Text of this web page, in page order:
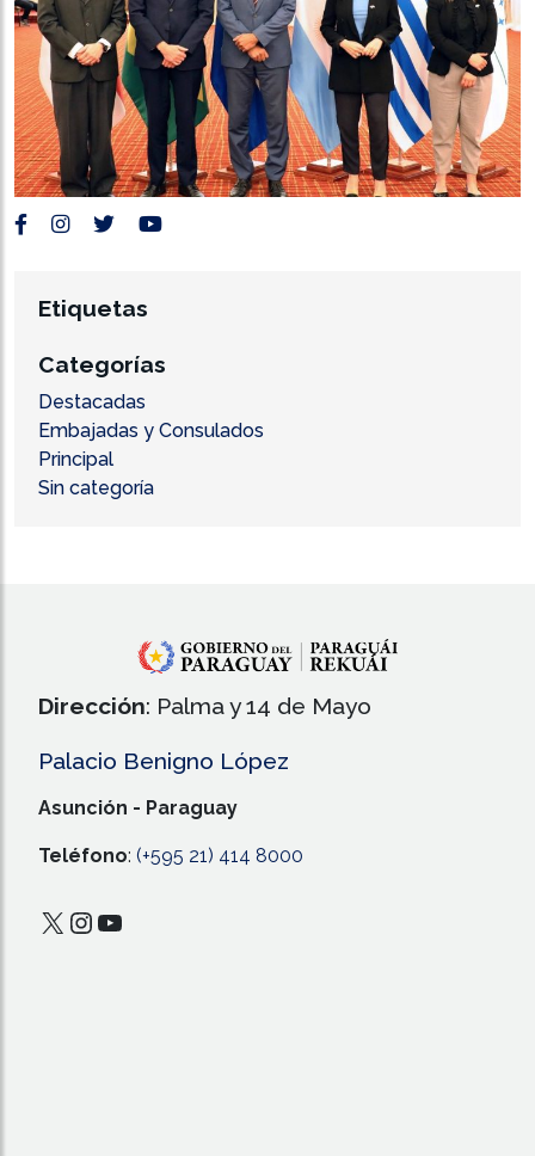
Etiquetas
Categorías
Destacadas
Embajadas y Consulados
Principal
Sin categoría
Dirección: Palma y 14 de Mayo
Palacio Benigno López
Asunción - Paraguay
Teléfono: (+595 21) 414 8000
X Instagram
YouTube